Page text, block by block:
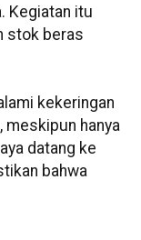
Kegiatan itu
stok beras
kekeringan
meskipun hanya
datang ke
bahwa